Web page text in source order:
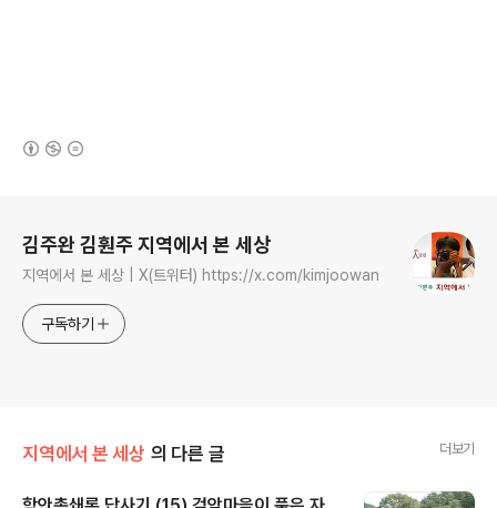
김주완 김훤주 지역에서 본 세상
지역에서 본 세상 | X(트위터) https://x.com/kimjoowan
구독하기
지역에서 본 세상 의 다른 글 더보기